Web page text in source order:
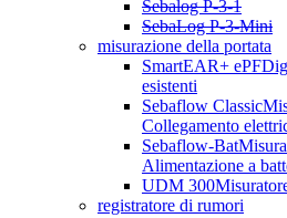
Sebalog P-3-1
SebaLog P-3-Mini
misurazione della portata
SmartEAR+ ePF
esistenti
Sebaflow Classic
Collegamento
Sebaflow-Bat
Alimentazione a
UDM 300
registratore di rumori